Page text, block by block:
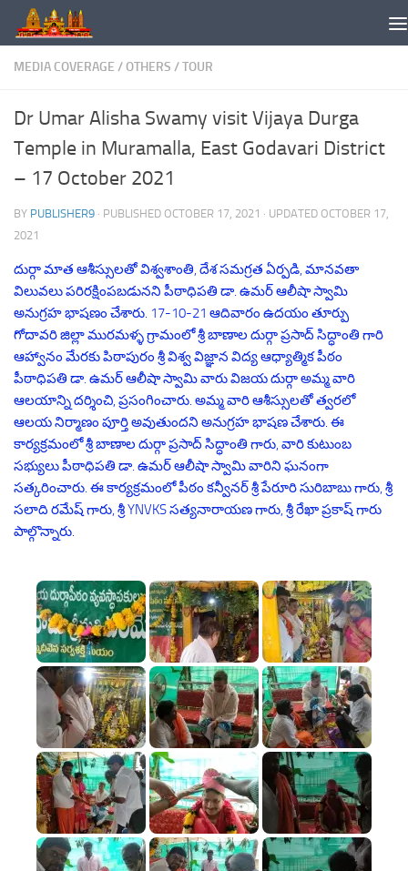
Skip to content
MEDIA COVERAGE /OTHERS /TOUR
Dr Umar Alisha Swamy visit Vijaya Durga
Temple in Muramalla, East Godavari District
– 17 October 2021
BY PUBLISHER9 · PUBLISHED OCTOBER 17, 2021 · UPDATED OCTOBER 17,
2021
దుర్గా మాత ఆశీస్సులతో విశ్వశాంతి, దేశ సమగ్రత ఏర్పడి, మానవతా
విలువలు పరిరక్షింపబడునని పీఠాధిపతి డా. ఉమర్ ఆలీషా స్వామి
అనుగ్రహ భాషణం చేశారు. 17-10-21 ఆదివారం ఉదయం తూర్పు
గోదావరి జిల్లా మురమళ్ళ గ్రామంలో శ్రీ బాణాల దుర్గా ప్రసాద్ సిద్ధాంతి గారి
ఆహ్వానం మేరకు పిఠాపురం శ్రీ విశ్వ విజ్ఞాన విద్య ఆధ్యాత్మిక పీఠం
పీఠాధిపతి డా. ఉమర్ ఆలీషా స్వామి వారు విజయ దుర్గా అమ్మ వారి
ఆలయాన్ని దర్శించి, ప్రసంగించారు. అమ్మ వారి ఆశీస్సులతో త్వరలో
ఆలయ నిర్మాణం పూర్తి అవుతుందని అనుగ్రహ భాషణ చేశారు. ఈ
కార్యక్రమంలో శ్రీ బాణాల దుర్గా ప్రసాద్ సిద్ధాంతి గారు, వారి కుటుంబ
సభ్యులు పీఠాధిపతి డా. ఉమర్ ఆలీషా స్వామి వారిని ఘనంగా
సత్కరించారు. ఈ కార్యక్రమంలో పీఠం కన్వీనర్ శ్రీ పేరూరి సురిబాబు గారు, శ్రీ
సలాది రమేష్ గారు, శ్రీ YNVKS సత్యనారాయణ గారు, శ్రీ రేఖా ప్రకాష్ గారు
పాల్గొన్నారు.